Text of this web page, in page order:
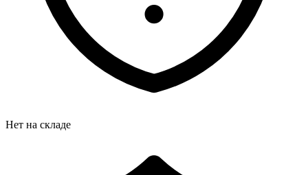
Нет на складе